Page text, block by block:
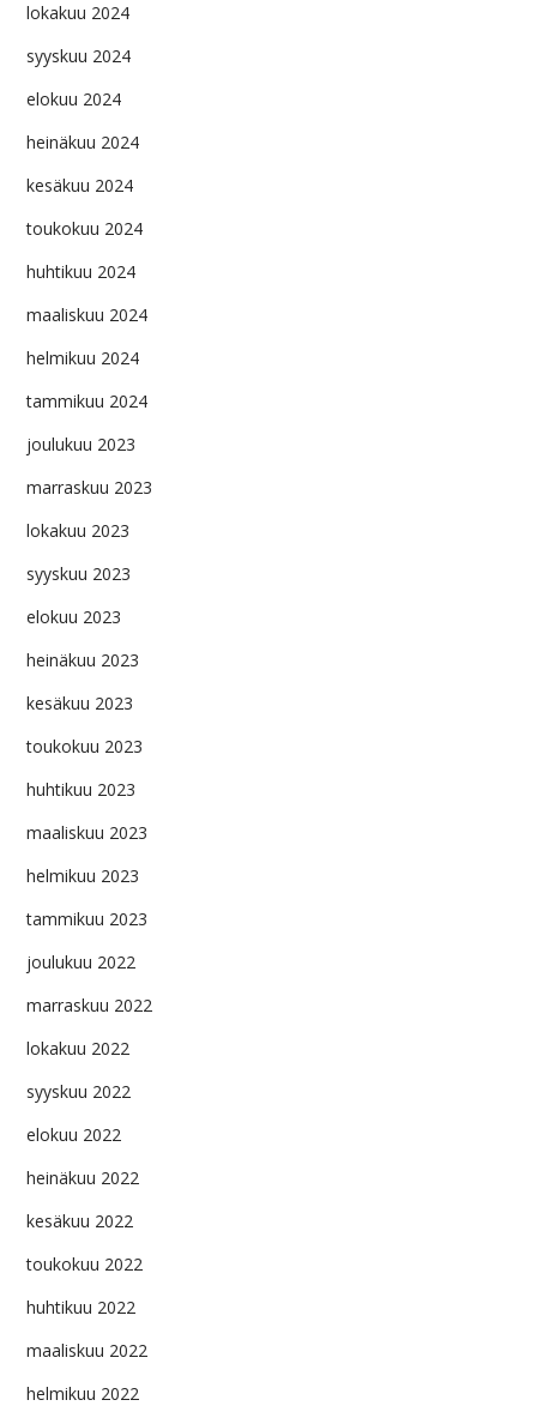
lokakuu 2024
syyskuu 2024
elokuu 2024
heinäkuu 2024
kesäkuu 2024
toukokuu 2024
huhtikuu 2024
maaliskuu 2024
helmikuu 2024
tammikuu 2024
joulukuu 2023
marraskuu 2023
lokakuu 2023
syyskuu 2023
elokuu 2023
heinäkuu 2023
kesäkuu 2023
toukokuu 2023
huhtikuu 2023
maaliskuu 2023
helmikuu 2023
tammikuu 2023
joulukuu 2022
marraskuu 2022
lokakuu 2022
syyskuu 2022
elokuu 2022
heinäkuu 2022
kesäkuu 2022
toukokuu 2022
huhtikuu 2022
maaliskuu 2022
helmikuu 2022